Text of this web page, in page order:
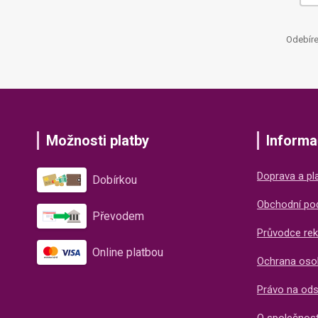
Možnosti platby
Dobírkou
Převodem
Online platbou
Doprava a
Obchodní
Průvodce
Ochrana
Právo na